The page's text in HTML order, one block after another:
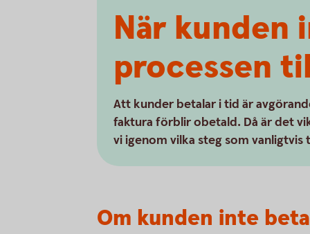
När kunden
processen
Att kunder betalar i tid är
faktura förblir obetald. Då är det
vi igenom vilka steg som vanligtvis
Om kunden inte